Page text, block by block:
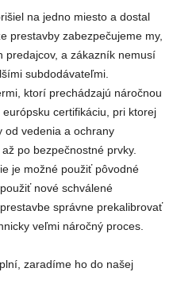
na jedno miesto a dostal
prestavby zabezpečujeme my,
predajcov, a zákazník nemusí
subdodávateľmi.
ktorí prechádzajú náročnou
certifikáciu, pri ktorej
od vedenia a ochrany
po bezpečnostné prvky.
je možné použiť pôvodné
nové schválené
správne prekalibrovať
veľmi náročný proces.
zaradíme ho do našej